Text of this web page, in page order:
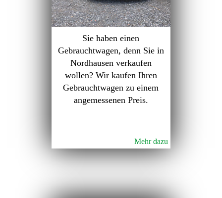
Sie haben einen
Gebrauchtwagen, denn Sie in
Nordhausen verkaufen
wollen? Wir kaufen Ihren
Gebrauchtwagen zu einem
angemessenen Preis.
Mehr dazu